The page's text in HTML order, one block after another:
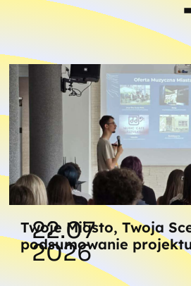
Twoje Miasto, Twoja
podsumowanie
22.07
2026